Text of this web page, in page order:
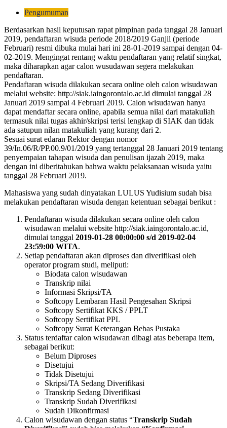
Pengumuman
Berdasarkan hasil keputusan rapat pimpinan pada tanggal 28 Januari
2019, pendaftaran wisuda periode 2018/2019 Ganjil (periode
Februari) resmi dibuka mulai hari ini 28-01-2019 sampai dengan 04-
02-2019. Mengingat rentang waktu pendaftaran yang relatif singkat,
maka diharapkan agar calon wusudawan segera melakukan
pendaftaran.
Pendaftaran wisuda dilakukan secara online oleh calon wisudawan
melalui website: http://siak.iaingorontalo.ac.id dimulai tanggal 28
Januari 2019 sampai 4 Februari 2019. Calon wisudawan hanya
dapat mendaftar secara online, apabila semua nilai dari matakuliah
termasuk nilai tugas akhir/skripsi terisi lengkap di SIAK dan tidak
ada satupun nilan matakuliah yang kurang dari 2.
Sesuai surat edaran Rektor dengan nomor
39/In.06/R/PP.00.9/01/2019 yang tertanggal 28 Januari 2019 tentang
penyempaian tahapan wisuda dan penulisan ijazah 2019, maka
dengan ini diberitahukan bahwa waktu pelaksanaan wisuda yaitu
tanggal 28 Februari 2019.
Mahasiswa yang sudah dinyatakan LULUS Yudisium sudah bisa
melakukan pendaftaran wisuda dengan ketentuan sebagai berikut :
Pendaftaran wisuda dilakukan secara online oleh calon
wisudawan melalui website http://siak.iaingorontalo.ac.id,
dimulai tanggal 2019-01-28 00:00:00 s/d 2019-02-04
23:59:00 WITA.
Setiap pendaftaran akan diproses dan diverifikasi oleh
operator program studi, meliputi:
Biodata calon wisudawan
Transkrip nilai
Informasi Skripsi/TA
Softcopy Lembaran Hasil Pengesahan Skripsi
Softcopy Sertifikat KKS / PPLT
Softcopy Sertifikat PPL
Softcopy Surat Keterangan Bebas Pustaka
Status terdaftar calon wisudawan dibagi atas beberapa item,
sebagai berikut:
Belum Diproses
Disetujui
Tidak Disetujui
Skripsi/TA Sedang Diverifikasi
Transkrip Sedang Diverifikasi
Transkrip Sudah Diverifikasi
Sudah Dikonfirmasi
Calon wisudawan dengan status “Transkrip Sudah